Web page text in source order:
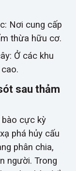
Nơi cung cấp
thừa hữu cơ.
Ở các khu
sau thảm
cực kỳ
phá hủy cấu
phân chia,
người. Trong